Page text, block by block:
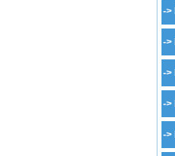
->
->
->
->
->